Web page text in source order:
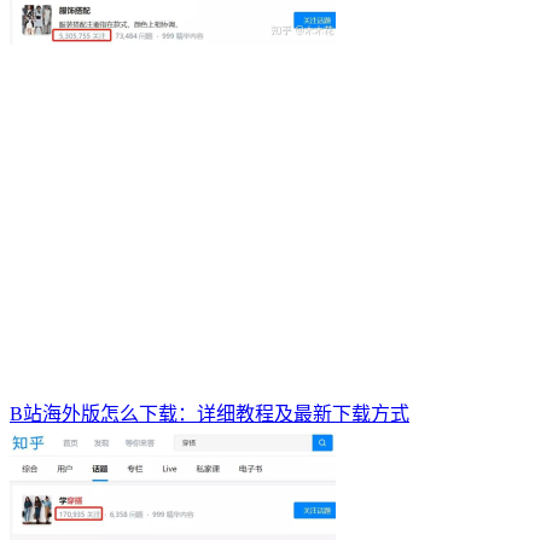
B站海外版怎么下载：详细教程及最新下载方式